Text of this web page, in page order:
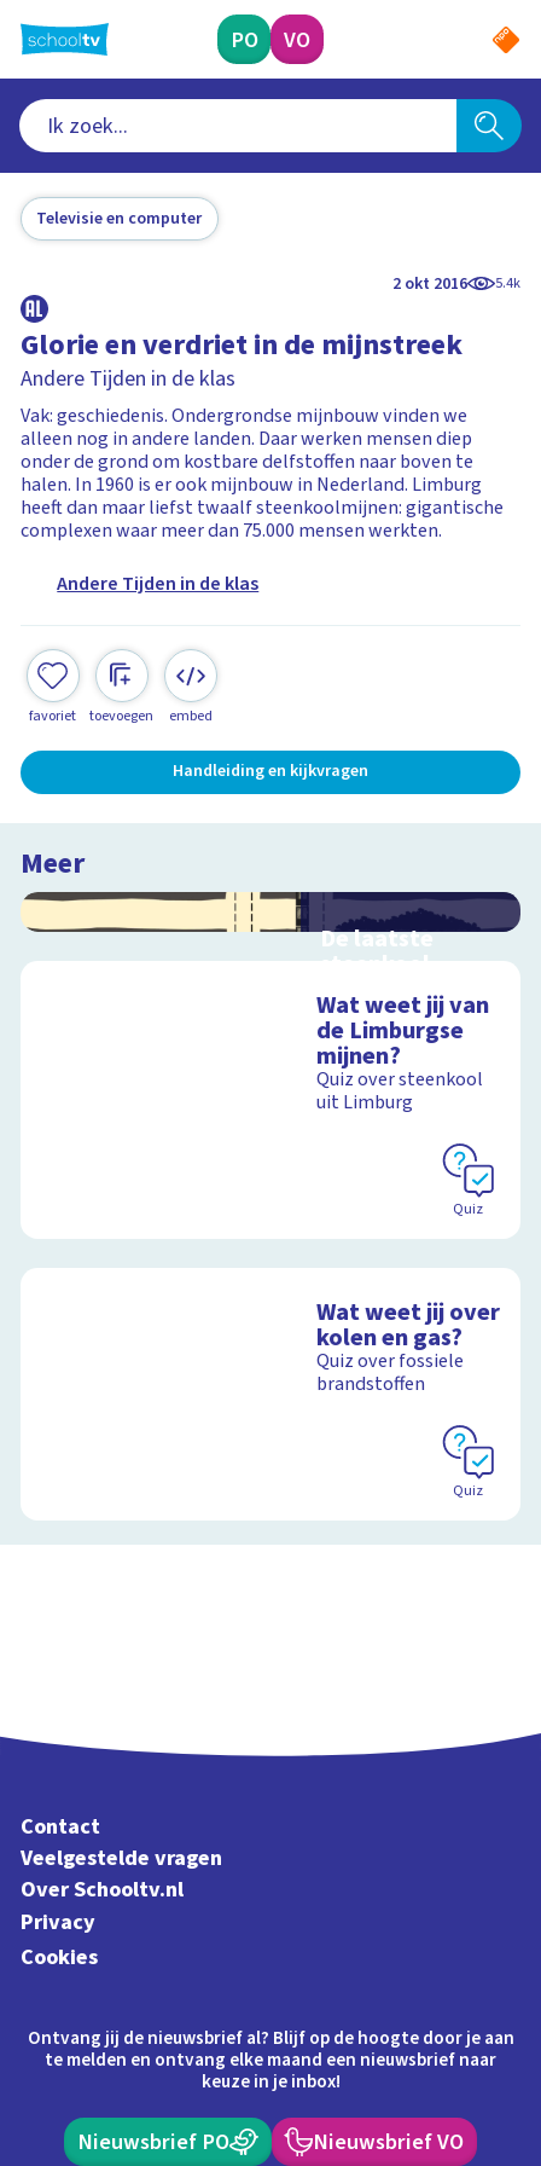
naar
hoofdinhoud
PO VO
Televisie en computer
2 okt 2016 5.4k
Glorie en verdriet in de mijnstreek
Andere Tijden in de klas
Vak: geschiedenis. Ondergrondse mijnbouw vinden we
alleen nog in andere landen. Daar werken mensen diep
onder de grond om kostbare delfstoffen naar boven te
halen. In 1960 is er ook mijnbouw in Nederland. Limburg
heeft dan maar liefst twaalf steenkoolmijnen: gigantische
complexen waar meer dan 75.000 mensen werkten.
Andere Tijden in de klas
favoriet toevoegen embed
Handleiding en kijkvragen
Meer
De laatste
steenkool
meer uit de
Limburgse
steenkoolmijnen
Schoolplaat
Wat weet jij van
de Limburgse
mijnen?
Quiz over steenkool
uit Limburg
Quiz
Wat weet jij over
kolen en gas?
Quiz over fossiele
brandstoffen
Quiz
Contact
Veelgestelde vragen
Over Schooltv.nl
Privacy
Cookies
Ontvang jij de nieuwsbrief al? Blijf op de hoogte door je aan
te melden en ontvang elke maand een nieuwsbrief naar
keuze in je inbox!
Nieuwsbrief PO Nieuwsbrief VO